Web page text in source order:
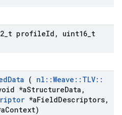
t profileId , uint16 t
Data ( nl ::Weave :: TLV::
*aStructureData ,
*aFieldDescriptors,
Context)